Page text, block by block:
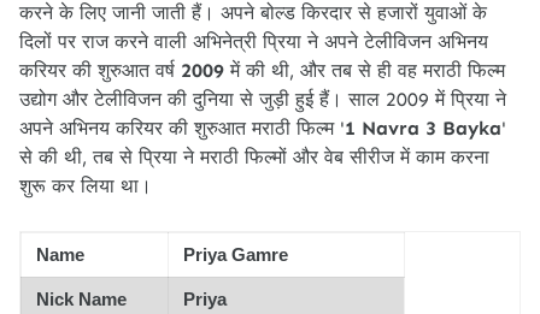
करने के लिए जानी जाती हैं। अपने बोल्ड किरदार से हजारों युवाओं के
दिलों पर राज करने वाली अभिनेत्री प्रिया ने अपने टेलीविजन अभिनय
करियर की शुरुआत वर्ष 2009 में की थी, और तब से ही वह मराठी फिल्म
उद्योग और टेलीविजन की दुनिया से जुड़ी हुई हैं। साल 2009 में प्रिया ने
अपने अभिनय करियर की शुरुआत मराठी फिल्म '1 Navra 3 Bayka'
से की थी, तब से प्रिया ने मराठी फिल्मों और वेब सीरीज में काम करना
शुरू कर लिया था।
Name Priya Gamre
Nick Name Priya